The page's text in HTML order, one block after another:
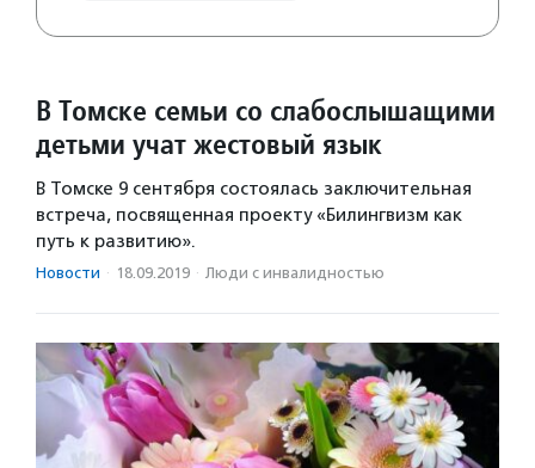
В Томске семьи со слабослышащими
детьми учат жестовый язык
В Томске 9 сентября состоялась заключительная
встреча, посвященная проекту «Билингвизм как
путь к развитию».
Новости · 18.09.2019 · Люди с инвалидностью